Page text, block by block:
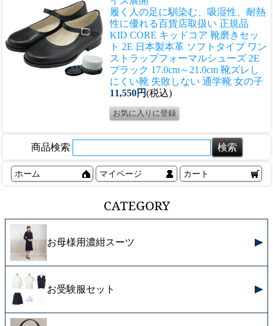
履く人の足に馴染む、吸湿性、耐熱
性に優れる 百貨店取扱い 正規品
KID CORE キッドコア 靴磨きセッ
ト 2E 日本製本革 ソフトタイプ ワン
ストラップフォーマルシューズ 2E
ブラック 17.0cm～21.0cm 靴ズレし
にくい靴 失敗しない 通学靴 女の子
11,550円(税込)
商品検索
ホーム マイページ カート
CATEGORY
お母様用濃紺スーツ
お受験服セット